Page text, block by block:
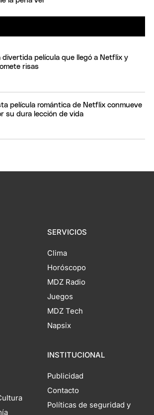
divertida película que llegó a Netflix y
risas
película romántica de Netflix conmueve
su dura lección de vida
SERVICIOS
Clima
Horóscopo
MDZ Radio
Juegos
MDZ Tech
Napsix
INSTITUCIONAL
Publicidad
Contacto
Políticas de seguridad y